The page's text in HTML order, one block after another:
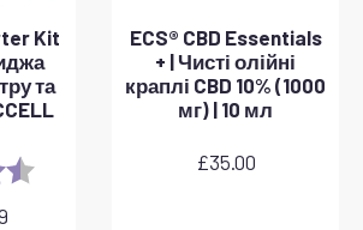
Kit
та
4.8 out of 5 stars
ECS® CBD Essentials
+ | Чисті олійні
краплі CBD 10% (1000
мг) | 10 мл
£35.00